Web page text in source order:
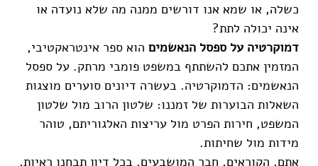
כשלה, או שמא אנו דורשים ממנה מה שלא נועדה או
אינה יכולה לתת?
דמוקרטיה על ספסל הנאשמיםהוא ספר אינטראקטיבי,
המזמין אתכם להשתתף במשפט פומבי מרתק. על ספסל
הנאשמים: הדמוקרטיה. בעשרה דיונים סוערים מוצגות
השאלות הבוערות של זמננו: שלטון הרוב מול שלטון
המשפט, חירות הפרט מול עריצות האלגוריתם, טוהר
מידות מול שחיתות.
אתם, הקוראים, חֶבֶר המושבעים. בכל דיון תבחנו ראיות,